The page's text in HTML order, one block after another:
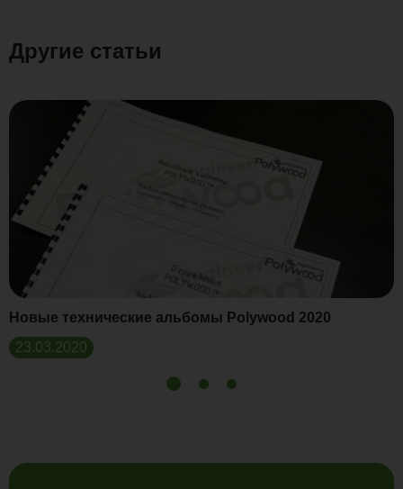
Другие статьи
Новые технические альбомы Polywood 2020
23.03.2020